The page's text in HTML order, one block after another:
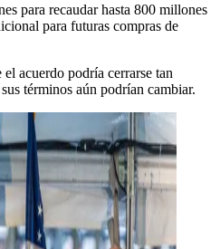
para recaudar hasta 800 millones
para futuras compras de
acuerdo podría cerrarse tan
términos aún podrían cambiar.